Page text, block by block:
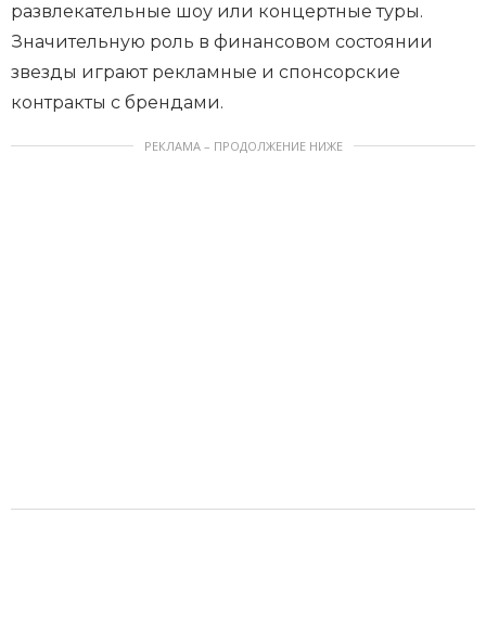
развлекательные шоу или концертные туры.
Значительную роль в финансовом состоянии
звезды играют рекламные и спонсорские
контракты с брендами.
РЕКЛАМА – ПРОДОЛЖЕНИЕ НИЖЕ